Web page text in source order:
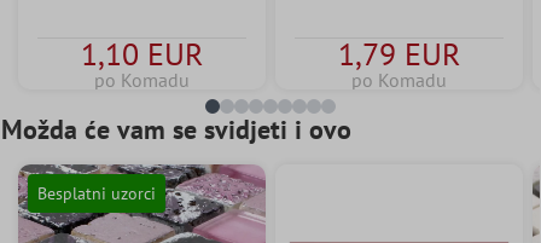
1,10 EUR
po Komadu
1,79 EUR
po Komadu
Možda će vam se svidjeti i ovo
Besplatni uzorci